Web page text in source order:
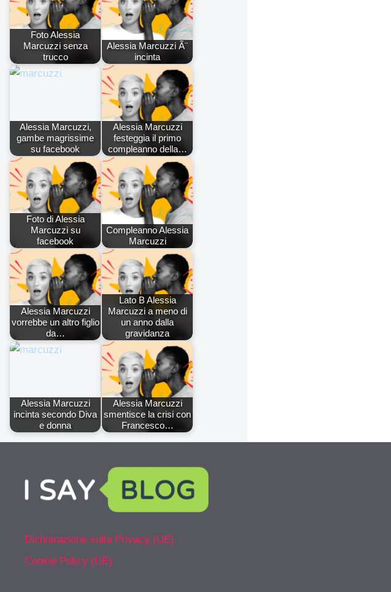
Foto Alessia
Marcuzzi senza
trucco
Alessia Marcuzzi Ã¨
incinta
Alessia Marcuzzi,
gambe magrissime
su facebook
Alessia Marcuzzi
festeggia il primo
compleanno della…
Foto di Alessia
Marcuzzi su
facebook
Compleanno Alessia
Marcuzzi
Alessia Marcuzzi
vorrebbe un altro figlio
da…
Lato B Alessia
Marcuzzi a meno di
un anno dalla
gravidanza
Alessia Marcuzzi
incinta secondo Diva
e donna
Alessia Marcuzzi
smentisce la crisi con
Francesco…
Dichiarazione sulla Privacy (UE)
Cookie Policy (UE)